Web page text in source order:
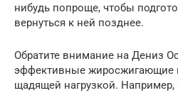
нибудь попроще, чтобы
вернуться к ней позднее.
Обратите внимание на Дениз
эффективные жиросжигающие
щадящей нагрузкой. Например,